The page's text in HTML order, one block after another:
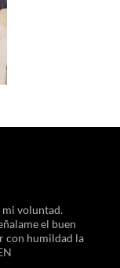
mi voluntad.
el buen
con humildad la